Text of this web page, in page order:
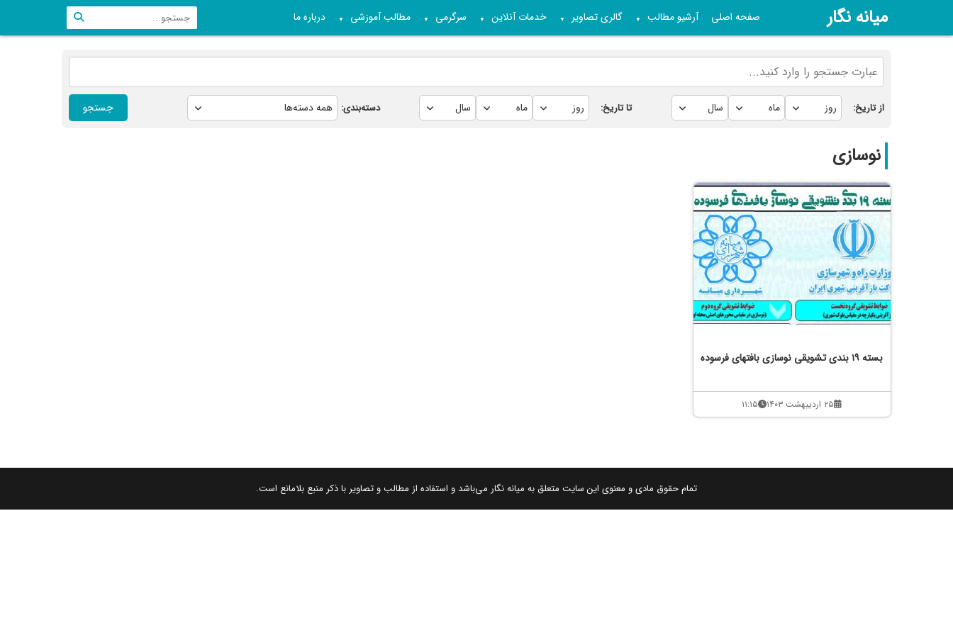
میانه نگار صفحه اصلی آرشیو مطالب ▼ گالری تصاویر ▼ خدمات آنلاین ▼ سرگرمی ▼ مطالب آموزشی ▼ درباره ما
از تاریخ: تا تاریخ: دسته‌بندی: جستجو
نوسازی
بسته ۱۹ بندی تشویقی نوسازی بافتهای فرسوده
۲۵ اردیبهشت ۱۴۰۳ ۱۱:۱۵
تمام حقوق مادی و معنوی این سایت متعلق به میانه نگار می‌باشد و استفاده از مطالب و تصاویر با ذکر منبع بلامانع است.